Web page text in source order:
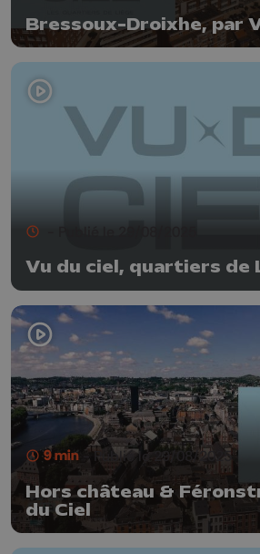
Bressoux-Droixhe, par
Vu du ciel, quartiers de
9 min - Publié le 29/08/2025
Hors château &
du Ciel